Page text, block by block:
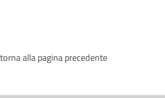
torna alla pagina precedente